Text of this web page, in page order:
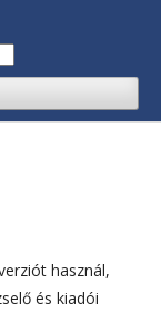
használ,
és kiadói